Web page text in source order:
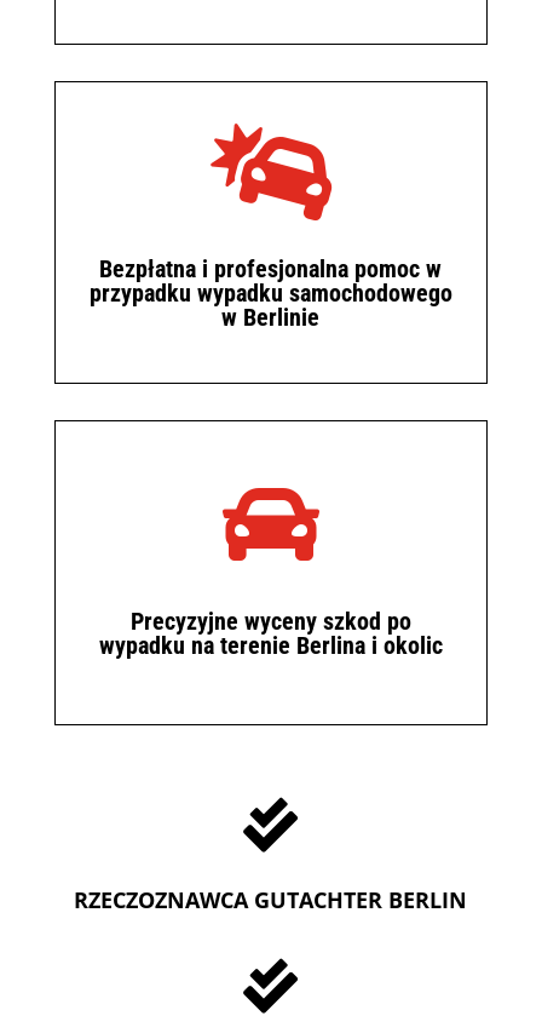

Bezpłatna i profesjonalna pomoc w
przypadku wypadku samochodowego
w Berlinie

Precyzyjne wyceny szkod po
wypadku na terenie Berlina i okolic

RZECZOZNAWCA GUTACHTER BERLIN
